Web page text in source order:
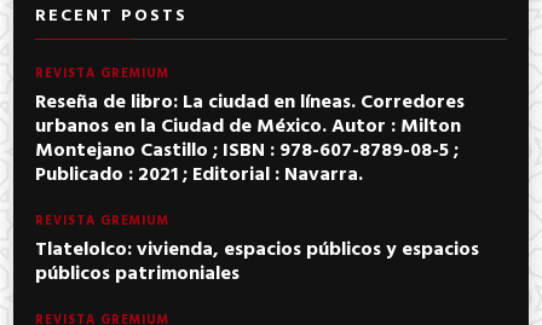
RECENT POSTS
REVISTA GREMIUM
Reseña de libro: La ciudad en líneas. Corredores
urbanos en la Ciudad de México. Autor : Milton
Montejano Castillo ; ISBN : 978-607-8789-08-5 ;
Publicado : 2021 ; Editorial : Navarra.
REVISTA GREMIUM
Tlatelolco: vivienda, espacios públicos y espacios
públicos patrimoniales
REVISTA GREMIUM